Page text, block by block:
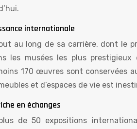
internationale
au long de sa carrière, dont le
les musées les plus
170 œuvres sont conservées
et d’espaces de vie est
en échanges
de 50 expositions